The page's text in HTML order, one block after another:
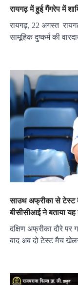
रायगढ़ में हुई गैंगरेप में
रायगढ़, 22 अगस्त
सामूहिक दुष्कर्म की
साउथ अफ्रीका से टेस्ट
बीसीसीआई ने बताया
दक्षिण अफ्रीका दौरे
बाद अब दो टेस्ट मैच